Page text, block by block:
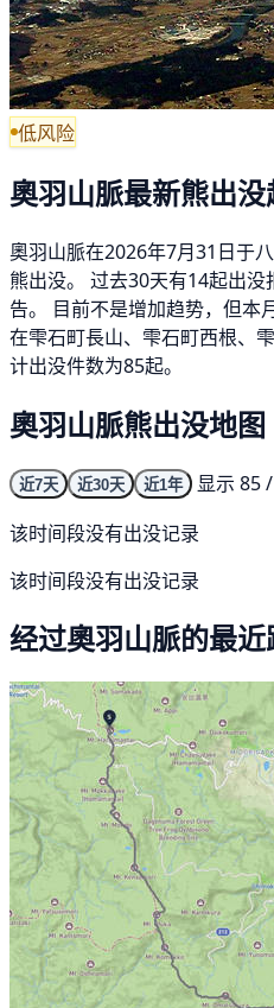
低风险
奧羽山脈最新熊出没
奧羽山脈在2026年7月31日于
熊出没。 过去30天有14起出
告。 目前不是增加趋势，但本
在雫石町長山、雫石町西根、
计出没件数为85起。
奧羽山脈熊出没地图
近7天 近30天 近1年
显示 85
该时间段没有出没记录
该时间段没有出没记录
经过奧羽山脈的最近